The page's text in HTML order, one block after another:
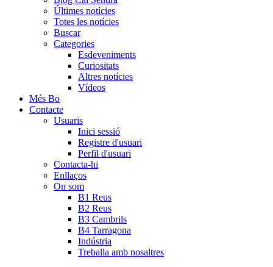
Últimes notícies
Totes les notícies
Buscar
Categories
Esdeveniments
Curiositats
Altres notícies
Vídeos
Més Bo
Contacte
Usuaris
Inici sessió
Registre d'usuari
Perfil d'usuari
Contacta-hi
Enllaços
On som
B1 Reus
B2 Reus
B3 Cambrils
B4 Tarragona
Indústria
Treballa amb nosaltres